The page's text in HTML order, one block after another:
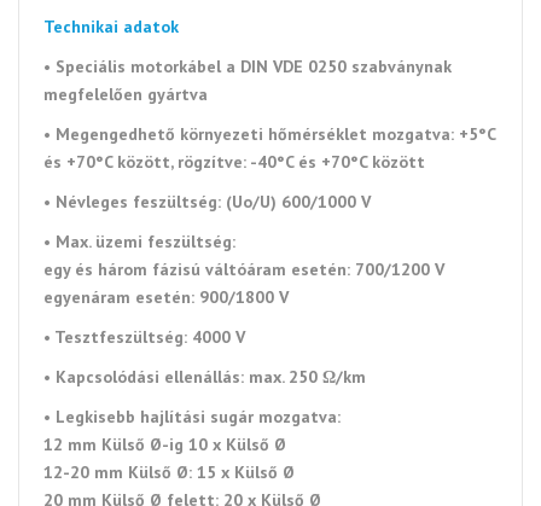
Technikai adatok
• Speciális motorkábel a DIN VDE 0250 szabványnak
megfelelően gyártva
• Megengedhető környezeti hőmérséklet mozgatva: +5°C
és +70°C között, rögzítve: -40°C és +70°C között
• Névleges feszültség: (Uo/U) 600/1000 V
• Max. üzemi feszültség:
egy és három fázisú váltóáram esetén: 700/1200 V
egyenáram esetén: 900/1800 V
• Tesztfeszültség: 4000 V
• Kapcsolódási ellenállás: max. 250 Ω/km
• Legkisebb hajlítási sugár mozgatva:
12 mm Külső Ø-ig 10 x Külső Ø
12-20 mm Külső Ø: 15 x Külső Ø
20 mm Külső Ø felett: 20 x Külső Ø